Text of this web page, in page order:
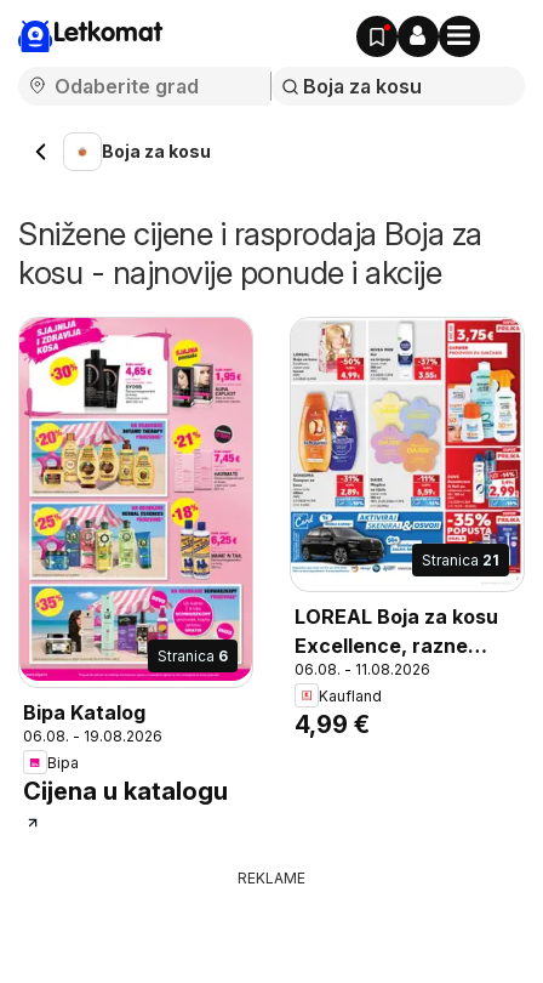
Letkomat
Boja za kosu
Snižene cijene i rasprodaja Boja za
kosu - najnovije ponude i akcije
Stranica 6
Bipa Katalog
06.08. - 19.08.2026
Bipa
Cijena u katalogu
Stranica 21
LOREAL Boja za kosu
Excellence, razne
vrste, komad
06.08. - 11.08.2026
Kaufland
4,99 €
REKLAME